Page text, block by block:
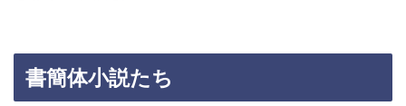
書簡体小説たち